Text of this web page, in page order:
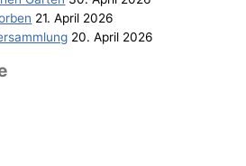
21. April 2026
20. April 2026